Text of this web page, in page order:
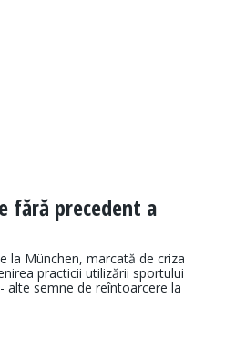
fără precedent a
la München, marcată de criza
practicii utilizării sportului
alte semne de reîntoarcere la